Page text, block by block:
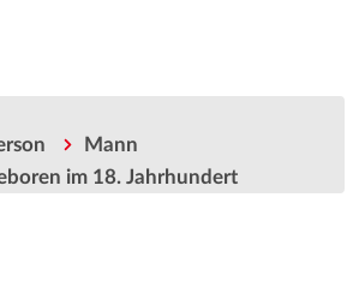
Mann
im 18. Jahrhundert